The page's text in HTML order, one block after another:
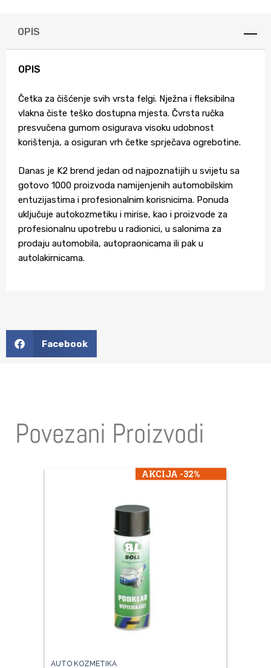
OPIS
OPIS
Četka za čišćenje svih vrsta felgi. Nježna i fleksibilna
vlakna čiste teško dostupna mjesta. Čvrsta ručka
presvučena gumom osigurava visoku udobnost
korištenja, a osiguran vrh četke sprječava ogrebotine.
Danas je K2 brend jedan od najpoznatijih u svijetu sa
gotovo 1000 proizvoda namijenjenih automobilskim
entuzijastima i profesionalnim korisnicima. Ponuda
uključuje autokozmetiku i mirise, kao i proizvode za
profesionalnu upotrebu u radionici, u salonima za
prodaju automobila, autopraonicama ili pak u
autolakirnicama.
Facebook
Povezani Proizvodi
AKCIJA -32%
AUTO KOZMETIKA